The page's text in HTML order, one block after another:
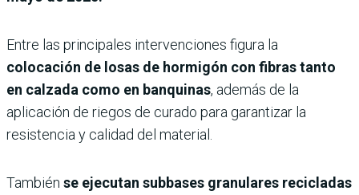
Entre las principales intervenciones figura la
colocación de losas de hormigón con fibras tanto
en calzada como en banquinas, además de la
aplicación de riegos de curado para garantizar la
resistencia y calidad del material.
También se ejecutan subbases granulares recicladas